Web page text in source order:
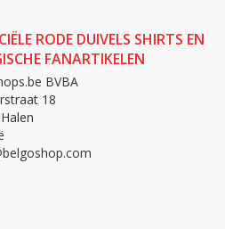
RODE DUIVELS SHIRTS EN
FANARTIKELEN
BVBA
18